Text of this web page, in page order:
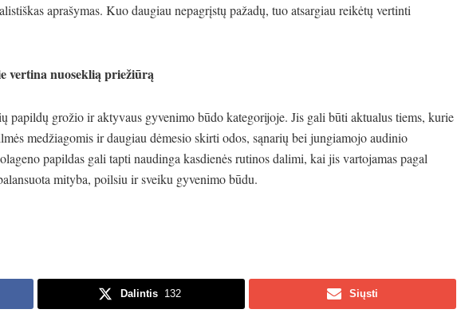
aprašymas. Kuo daugiau nepagrįstų pažadų, tuo atsargiau reikėtų vertinti
vertina nuoseklią priežiūrą
papildų grožio ir aktyvaus gyvenimo būdo kategorijoje. Jis gali būti aktualus tiems, kurie
medžiagomis ir daugiau dėmesio skirti odos, sąnarių bei jungiamojo audinio
papildas gali tapti naudinga kasdienės rutinos dalimi, kai jis vartojamas pagal
mityba, poilsiu ir sveiku gyvenimo būdu.
Dalintis 132 Siųsti